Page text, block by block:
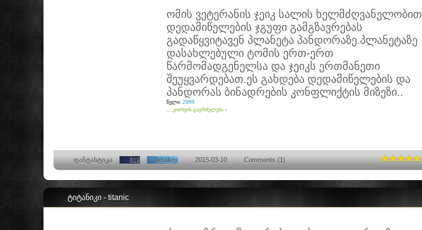
ომის ვეტერანის ჯეიკ სალის ხელმძღვანელობით
დედამიწელების ჯგუფი გამგზავრებას
გადაწყვიტავენ პლანეტა პანდორაზე.პლანეტაზე
დასახლებული ტომის ერთ-ერთ
წარმომადგენელსა და ჯეიკს ერთმანეთი
შეუყვარდებათ.ეს გახდება დედამიწელების და
პანდორას ბინადრების კონფლიქტის მიზეზი..
წელი: 2009
კითხვის გაგრძელება »
ფანტასტიკა 819 bestboy 2015-03-10 Comments (1)
ტიტანიკი - titanic